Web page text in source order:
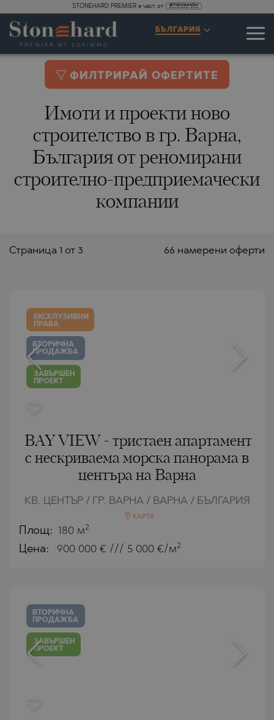
STONEHARD PREMIER е част от
БЪЛГАРИЯ
ФИЛТРИРАЙ ОФЕРТИТЕ
Имоти и проекти ново
строителство в гр. Варна,
България от реномирани
строително-предприемачески
компании
66 намерени оферти
Страницa 1 от 3
ЕКСКЛУЗИВНИ
ПРАВА
ВТОРИЧНА
ПРОДАЖБА
ЗАВЪРШЕН
ПРОЕКТ
BAY VIEW - тристаен апартамент
с нескриваема морска панорама в
центъра на Варна
КВ. ЦЕНТЪР / ГР. ВАРНА / ВАРНА / БЪЛГАРИЯ
КАРТА
Площ: 180 м2
Цена: 900 000 € /// 5 000 €/м2
ВТОРИЧНА
ПРОДАЖБА
ЗАВЪРШЕН
ПРОЕКТ